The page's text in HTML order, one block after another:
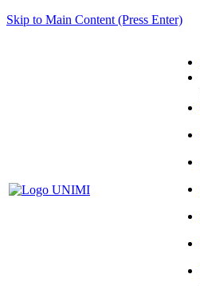
Skip to Main Content (Press Enter)